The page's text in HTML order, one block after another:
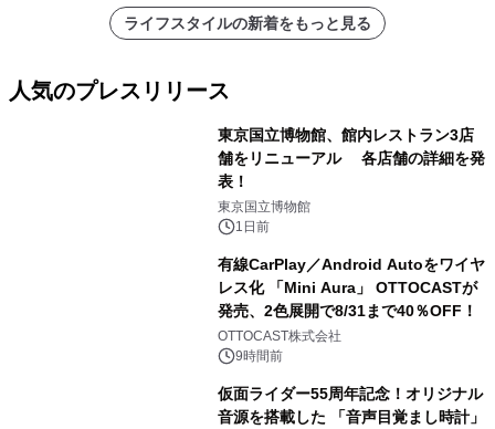
ライフスタイルの新着をもっと見る
人気のプレスリリース
東京国立博物館、館内レストラン3店
舗をリニューアル 各店舗の詳細を発
表！
東京国立博物館
1日前
有線CarPlay／Android Autoをワイヤ
レス化 「Mini Aura」 OTTOCASTが
発売、2色展開で8/31まで40％OFF！
OTTOCAST株式会社
9時間前
仮面ライダー55周年記念！オリジナル
音源を搭載した 「音声目覚まし時計」